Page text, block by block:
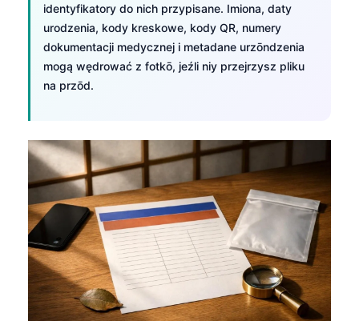
identyfikatory do nich przypisane. Imiona, daty
urodzenia, kody kreskowe, kody QR, numery
dokumentacji medycznej i metadane urzōndzenia
mogą wędrować z fotkō, jeźli niy przejrzysz pliku
na przōd.